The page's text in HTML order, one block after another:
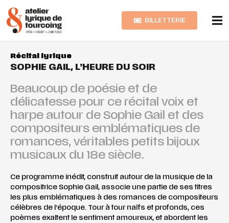
BILLETTERIE
Récital lyrique
SOPHIE GAIL, L’HEURE DU SOIR
Beaucoup de poésie et de
délicatesse pour ce récital voix et
harpe autour de Sophie Gail et des
compositeurs emblématiques de
romances, véritables petits bijoux
musicaux du 18e siècle.
Ce programme inédit, construit autour de la musique de la
compositrice Sophie Gail, associe une partie de ses titres
les plus emblématiques à des romances de compositeurs
célèbres de l’époque. Tour à tour naïfs et profonds, ces
poèmes exaltent le sentiment amoureux, et abordent les